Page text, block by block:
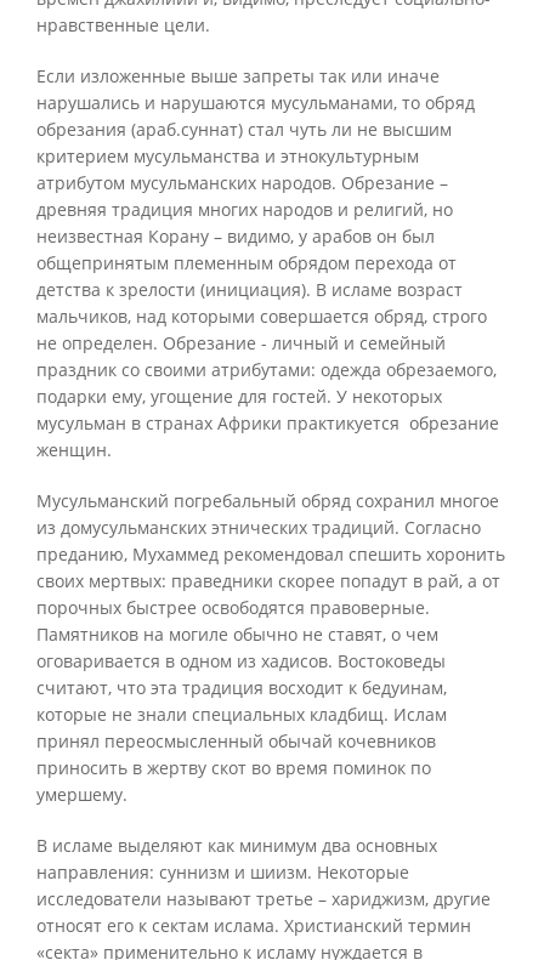
нравственные цели.
Если изложенные выше запреты так или иначе
нарушались и нарушаются мусульманами, то обряд
обрезания (араб.суннат) стал чуть ли не высшим
критерием мусульманства и этнокультурным
атрибутом мусульманских народов. Обрезание –
древняя традиция многих народов и религий, но
неизвестная Корану – видимо, у арабов он был
общепринятым племенным обрядом перехода от
детства к зрелости (инициация). В исламе возраст
мальчиков, над которыми совершается обряд, строго
не определен. Обрезание - личный и семейный
праздник со своими атрибутами: одежда обрезаемого,
подарки ему, угощение для гостей. У некоторых
мусульман в странах Африки практикуется обрезание
женщин.
Мусульманский погребальный обряд сохранил многое
из домусульманских этнических традиций. Согласно
преданию, Мухаммед рекомендовал спешить хоронить
своих мертвых: праведники скорее попадут в рай, а от
порочных быстрее освободятся правоверные.
Памятников на могиле обычно не ставят, о чем
оговаривается в одном из хадисов. Востоковеды
считают, что эта традиция восходит к бедуинам,
которые не знали специальных кладбищ. Ислам
принял переосмысленный обычай кочевников
приносить в жертву скот во время поминок по
умершему.
В исламе выделяют как минимум два основных
направления: суннизм и шиизм. Некоторые
исследователи называют третье – хариджизм, другие
относят его к сектам ислама. Христианский термин
«секта» применительно к исламу нуждается в